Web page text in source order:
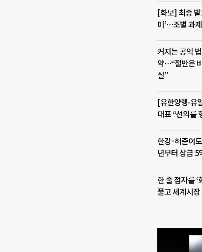
[화보] 최종 발
미’…조별 과
커지는 공익
약…“절반은
실”
[유한양행-유
대표 “선의를
한강·허준이
년부터 상금 5
한 줄 점자를
풀고 세계시장